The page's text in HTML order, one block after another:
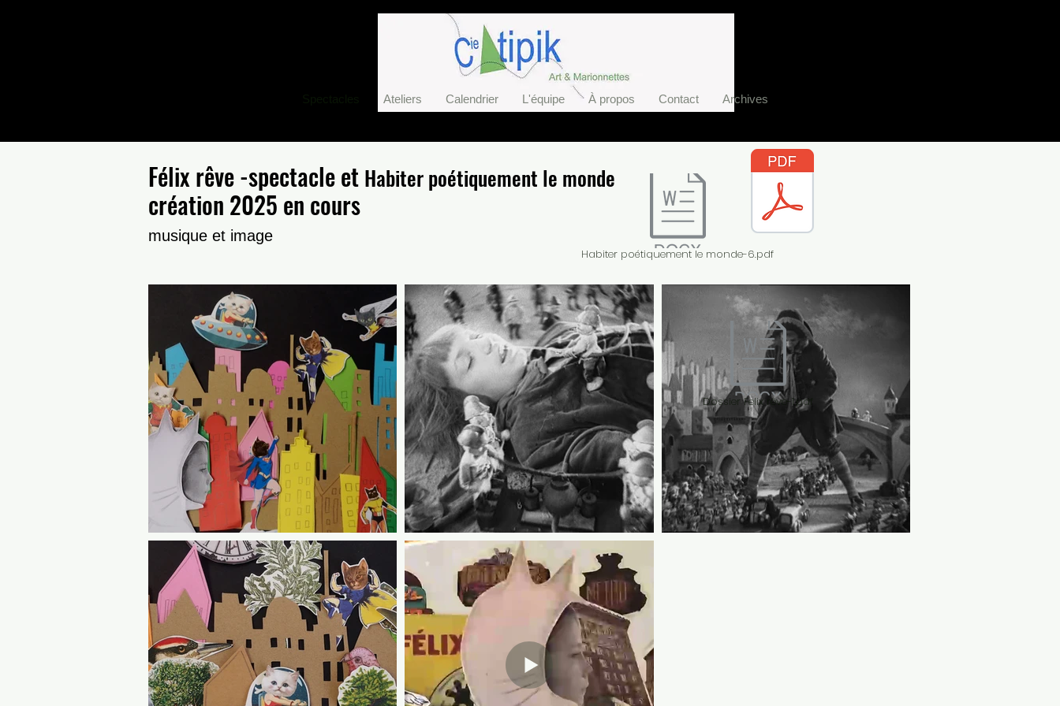
Ateliers Calendrier L'équipe À propos Contact Archives
Félix rêve -spectacle et Habiter poétiquement le monde
création 2025 en cours
musique et image
Habiter poétiquement le monde-6.pdf
Dossier Felix rêve-1.pdf